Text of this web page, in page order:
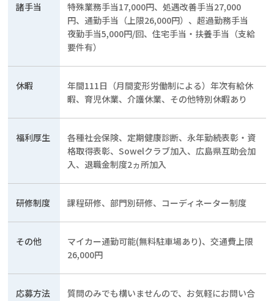
諸手当
特殊業務手当17,000円、処遇改善手当27,000
円、通勤手当（上限26,000円）、超過勤務手当
夜勤手当5,000円/回、住宅手当・扶養手当（支給
要件有）
休暇
年間111日（月間変形労働制による）年次有給休
暇、育児休業、介護休業、その他特別休暇あり
福利厚生
各種社会保険、定期健康診断、永年勤続表彰・資
格取得表彰、Sowelクラブ加入、広島県互助会加
入、退職金制度2ヵ所加入
研修制度 課程研修、部門別研修、コーディネーター制度
その他
マイカー通勤可能(無料駐車場あり)、交通費上限
26,000円
応募方法
質問のみでも構いませんので、お気軽にお問い合